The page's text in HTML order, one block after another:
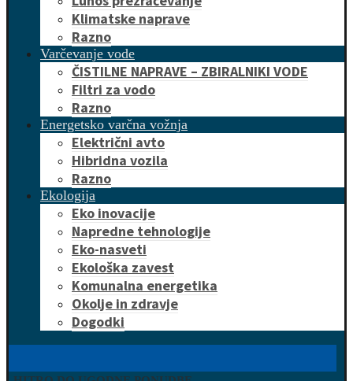
Klimatske naprave
Razno
Varčevanje vode
ČISTILNE NAPRAVE – ZBIRALNIKI VODE
Filtri za vodo
Razno
Energetsko varčna vožnja
Električni avto
Hibridna vozila
Razno
Ekologija
Eko inovacije
Napredne tehnologije
Eko-nasveti
Ekološka zavest
Komunalna energetika
Okolje in zdravje
Dogodki